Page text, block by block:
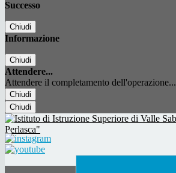
Successo
Chiudi
Informazione
Chiudi
Attendere...
Attendere il completamento dell'operazione...
Chiudi
Chiudi